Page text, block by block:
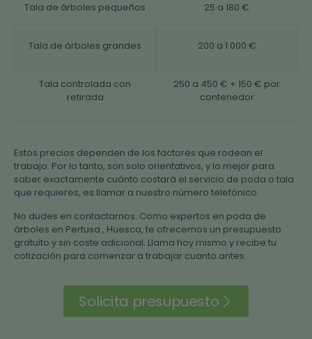
Tala de árboles pequeños 25 a 180 €
Tala de árboles grandes 200 a 1.000 €
Tala controlada con
retirada
250 a 450 € + 150 € por
contenedor
Estos precios dependen de los factores que rodean el
trabajo. Por lo tanto, son solo orientativos, y lo mejor para
saber exactamente cuánto costará el servicio de poda o tala
que requieres, es llamar a nuestro número telefónico.
No dudes en contactarnos. Como expertos en poda de
árboles en Pertusa , Huesca, te ofrecemos un presupuesto
gratuito y sin coste adicional. Llama hoy mismo y recibe tu
cotización para comenzar a trabajar cuanto antes.
Solicita presupuesto